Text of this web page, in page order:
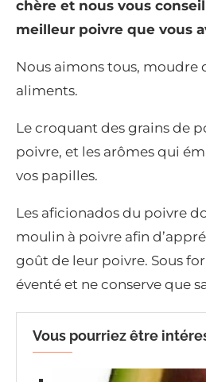
chère et nous vous
meilleur poivre que vous
Nous aimons tous, moudre
aliments.
Le croquant des grains de
poivre, et les arômes qui
vos papilles.
Les aficionados du poivre
moulin à poivre afin
goût de leur poivre. Sous
éventé et ne conserve que
Vous pourriez être